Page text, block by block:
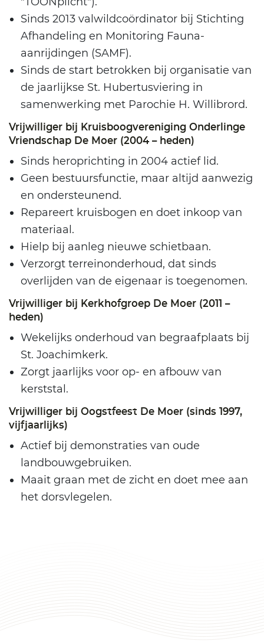
Sinds 2013 valwildcoördinator bij Stichting
Afhandeling en Monitoring Fauna-
aanrijdingen (SAMF).
Sinds de start betrokken bij organisatie van
de jaarlijkse St. Hubertusviering in
samenwerking met Parochie H. Willibrord.
Vrijwilliger bij Kruisboogvereniging Onderlinge
Vriendschap De Moer (2004 – heden)
Sinds heroprichting in 2004 actief lid.
Geen bestuursfunctie, maar altijd aanwezig
en ondersteunend.
Repareert kruisbogen en doet inkoop van
materiaal.
Hielp bij aanleg nieuwe schietbaan.
Verzorgt terreinonderhoud, dat sinds
overlijden van de eigenaar is toegenomen.
Vrijwilliger bij Kerkhofgroep De Moer (2011 –
heden)
Wekelijks onderhoud van begraafplaats bij
St. Joachimkerk.
Zorgt jaarlijks voor op- en afbouw van
kerststal.
Vrijwilliger bij Oogstfeest De Moer (sinds 1997,
vijfjaarlijks)
Actief bij demonstraties van oude
landbouwgebruiken.
Maait graan met de zicht en doet mee aan
het dorsvlegelen.